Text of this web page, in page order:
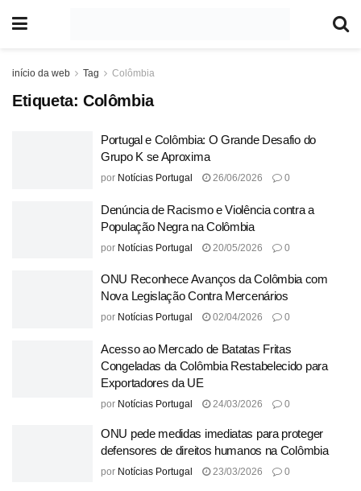
início da web Tag Colômbia
Etiqueta: Colômbia
Portugal e Colômbia: O Grande Desafio do
Grupo K se Aproxima
por Notícias Portugal 26/06/2026 0
Denúncia de Racismo e Violência contra a
População Negra na Colômbia
por Notícias Portugal 20/05/2026 0
ONU Reconhece Avanços da Colômbia com
Nova Legislação Contra Mercenários
por Notícias Portugal 02/04/2026 0
Acesso ao Mercado de Batatas Fritas
Congeladas da Colômbia Restabelecido para
Exportadores da UE
por Notícias Portugal 24/03/2026 0
ONU pede medidas imediatas para proteger
defensores de direitos humanos na Colômbia
por Notícias Portugal 23/03/2026 0